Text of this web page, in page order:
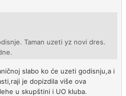
Taman uzeti yz novi dres.
slabo ko će uzeti godisnju,a i
je dopizdila više ova
u skupštini i UO kluba.